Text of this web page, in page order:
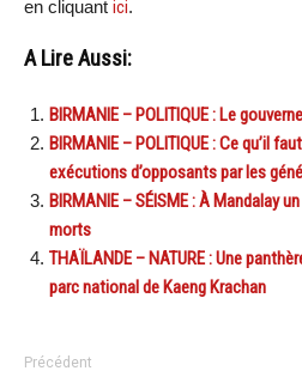
en cliquant ici.
A Lire Aussi:
BIRMANIE – POLITIQUE : Le
BIRMANIE – POLITIQUE : Ce qu’il
exécutions d’opposants par les
BIRMANIE – SÉISME : À Mandalay
morts
THAÏLANDE – NATURE : Une
parc national de Kaeng Krachan
Précédent